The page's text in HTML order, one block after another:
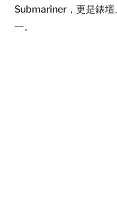
Submariner，更是錶
一。